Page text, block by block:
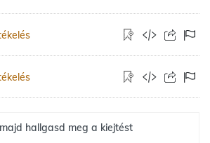
hallgasd meg a kiejtést